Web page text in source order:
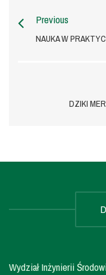
Previous
NAUKA W
DZIKI
Wydział Inżynierii